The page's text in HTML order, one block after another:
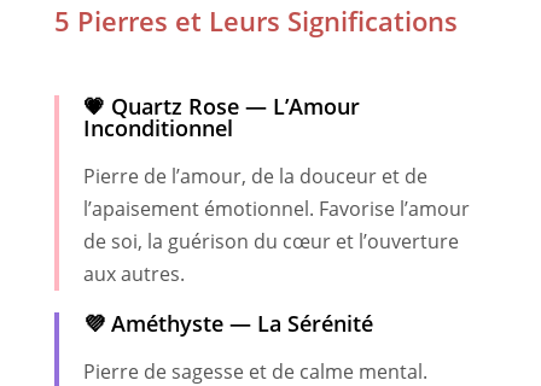
5 Pierres et Leurs Significations
💗 Quartz Rose — L’Amour
Inconditionnel
Pierre de l’amour, de la douceur et de
l’apaisement émotionnel. Favorise l’amour
de soi, la guérison du cœur et l’ouverture
aux autres.
💜 Améthyste — La Sérénité
Pierre de sagesse et de calme mental.